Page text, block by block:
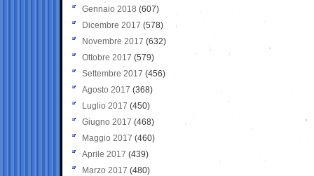
Gennaio 2018 (607)
Dicembre 2017 (578)
Novembre 2017 (632)
Ottobre 2017 (579)
Settembre 2017 (456)
Agosto 2017 (368)
Luglio 2017 (450)
Giugno 2017 (468)
Maggio 2017 (460)
Aprile 2017 (439)
Marzo 2017 (480)